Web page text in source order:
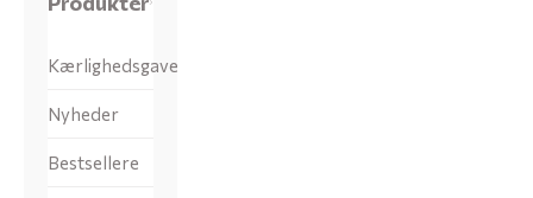
Kærlighedsgaver
Nyheder
Bestsellere